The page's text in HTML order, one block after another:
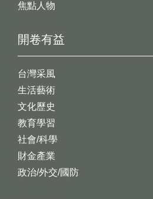
開卷有益
台灣采風
生活藝術
文化歷史
教育學習
社會/科學
財金產業
政治/外交/國防
焦點人物